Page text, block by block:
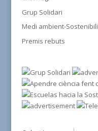
Grup Solidari
Medi ambient-
Premis rebuts